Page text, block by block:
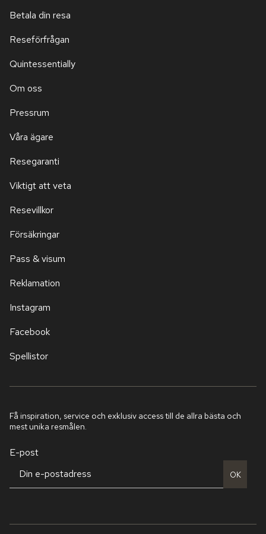
Betala din resa
Reseförfrågan
Quintessentially
Om oss
Pressrum
Våra ägare
Resegaranti
Viktigt att veta
Resevillkor
Försäkringar
Pass & visum
Reklamation
Instagram
Facebook
Spellistor
Få inspiration, service och exklusiv access till de allra bästa och
mest unika resmålen.
E-post
OK